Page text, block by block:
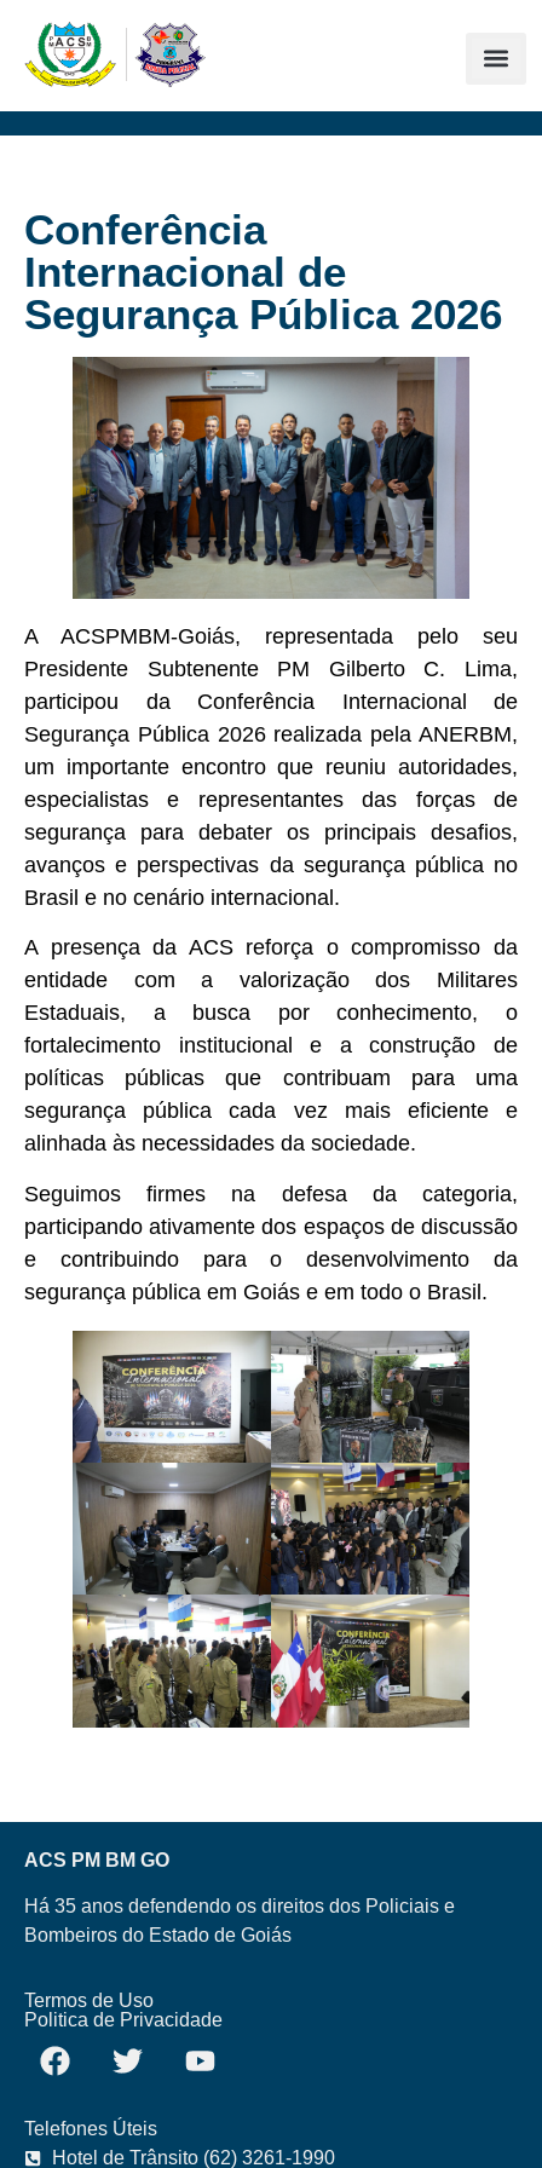
Conferência
Internacional de
Segurança Pública 2026
A ACSPMBM-Goiás, representada pelo seu
Presidente Subtenente PM Gilberto C. Lima,
participou da Conferência Internacional de
Segurança Pública 2026 realizada pela ANERBM,
um importante encontro que reuniu autoridades,
especialistas e representantes das forças de
segurança para debater os principais desafios,
avanços e perspectivas da segurança pública no
Brasil e no cenário internacional.
A presença da ACS reforça o compromisso da
entidade com a valorização dos Militares
Estaduais, a busca por conhecimento, o
fortalecimento institucional e a construção de
políticas públicas que contribuam para uma
segurança pública cada vez mais eficiente e
alinhada às necessidades da sociedade.
Seguimos firmes na defesa da categoria,
participando ativamente dos espaços de discussão
e contribuindo para o desenvolvimento da
segurança pública em Goiás e em todo o Brasil.
ACS PM BM GO
Há 35 anos defendendo os direitos dos Policiais e
Bombeiros do Estado de Goiás
Termos de Uso
Politica de Privacidade
Telefones Úteis
Hotel de Trânsito (62) 3261-1990